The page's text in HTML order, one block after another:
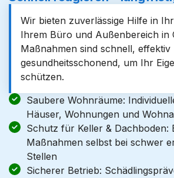
Wir bieten zuverlässige Hilfe in
Ihrem Büro und Außenbereich in
Maßnahmen sind schnell, effektiv
gesundheitsschonend, um Ihr
schützen.
Saubere Wohnräume:
Häuser, Wohnungen und
Schutz für Keller & Dachboden:
Maßnahmen selbst bei schwer
Stellen
Sicherer Betrieb: